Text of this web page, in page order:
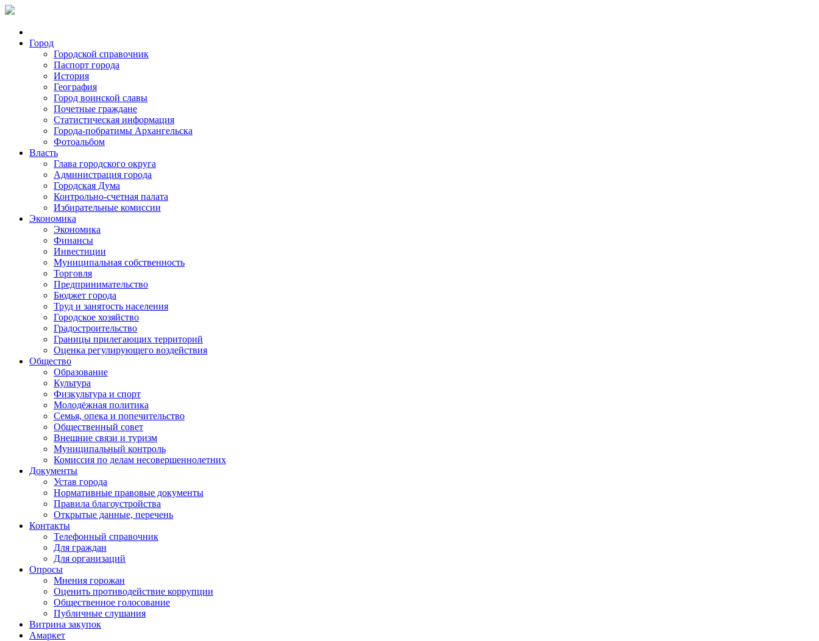
Город
Городской справочник
Паспорт города
История
География
Город воинской славы
Почетные граждане
Статистическая информация
Города-побратимы Архангельска
Фотоальбом
Власть
Глава городского округа
Администрация города
Городская Дума
Контрольно-счетная палата
Избирательные комиссии
Экономика
Экономика
Финансы
Инвестиции
Муниципальная собственность
Торговля
Предпринимательство
Бюджет города
Труд и занятость населения
Городское хозяйство
Градостроительство
Границы прилегающих территорий
Оценка регулирующего воздействия
Общество
Образование
Культура
Физкультура и спорт
Молодёжная политика
Семья, опека и попечительство
Общественный совет
Внешние связи и туризм
Муниципальный контроль
Комиссия по делам несовершеннолетних
Документы
Устав города
Нормативные правовые документы
Правила благоустройства
Открытые данные, перечень
Контакты
Телефонный справочник
Для граждан
Для организаций
Опросы
Мнения горожан
Оценить противодействие коррупции
Общественное голосование
Публичные слушания
Витрина закупок
Амаркет